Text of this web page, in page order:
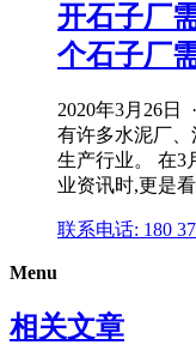
开石子厂
个石子厂
2020年3月26日
有许多水泥厂
生产行业。 在3
业资讯时,更是
联系电话: 180
Menu
相关文章